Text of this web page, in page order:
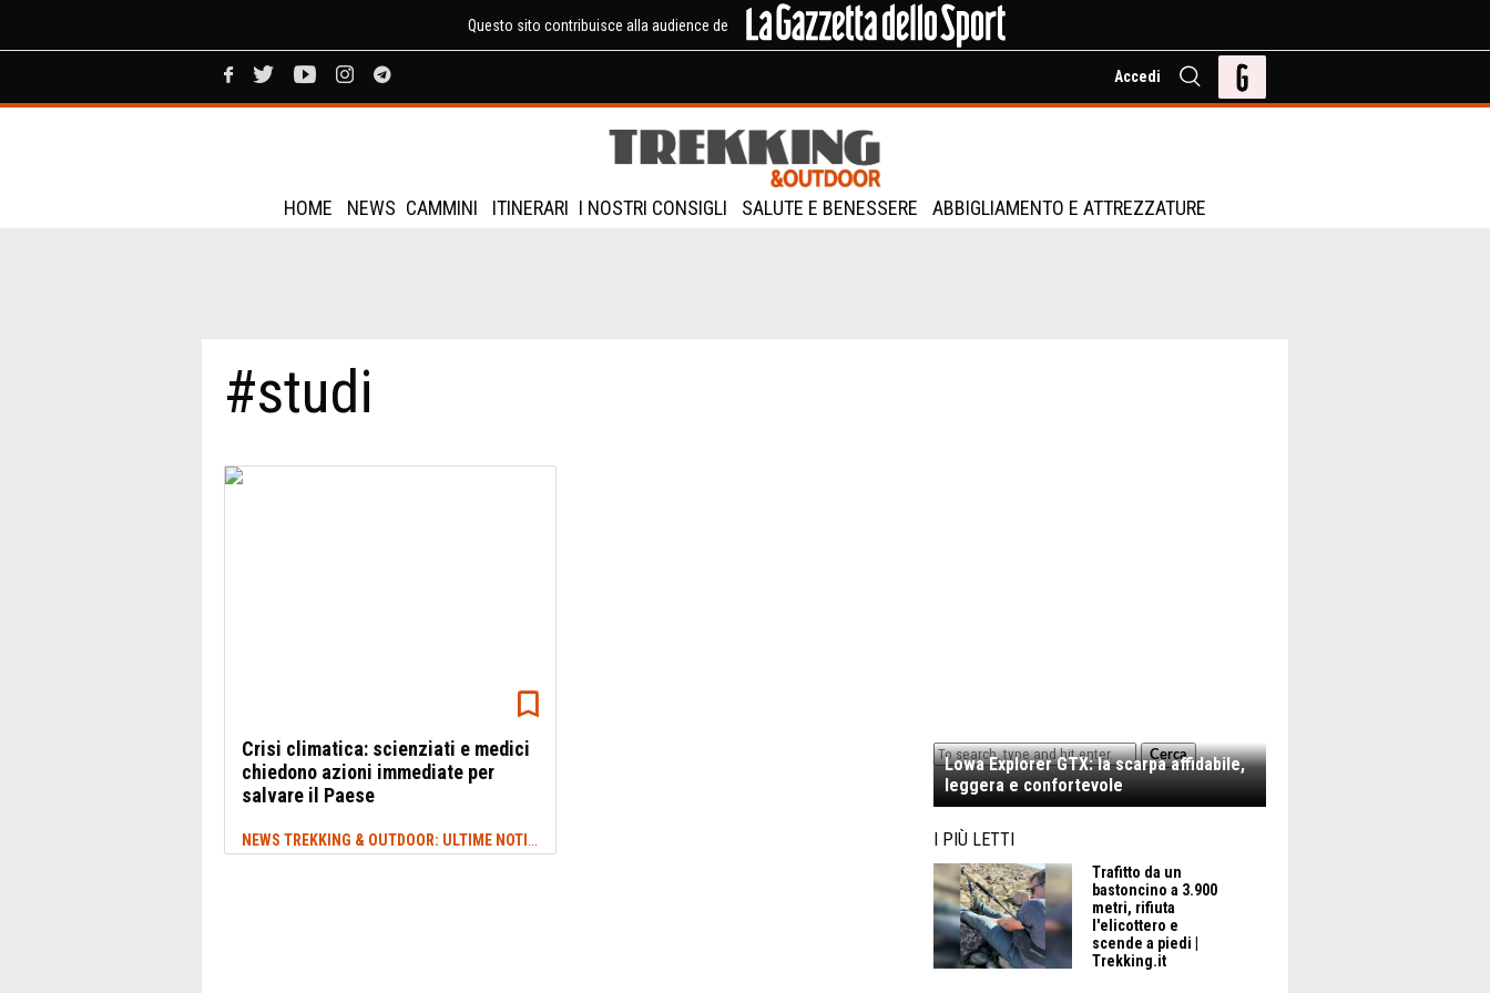
Questo sito contribuisce alla audience de
Accedi
HOME NEWS CAMMINI ITINERARI I NOSTRI CONSIGLI SALUTE E BENESSERE ABBIGLIAMENTO E ATTREZZATURE
#studi
Crisi climatica: scienziati e medici
chiedono azioni immediate per
salvare il Paese
NEWS TREKKING & OUTDOOR: ULTIME NOTIZIE
Cerca
Lowa Explorer GTX: la scarpa affidabile,
leggera e confortevole
I PIÙ LETTI
Trafitto da un
bastoncino a 3.900
metri, rifiuta
l'elicottero e
scende a piedi |
Trekking.it